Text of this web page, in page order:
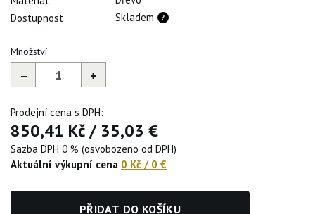
Dostupnost
Skladem
Množství
– +
Prodejní cena s DPH:
850,41 Kč/ 35,03 €
Sazba DPH 0 % (osvobozeno od DPH)
Aktuální výkupní cena 0 Kč / 0 €
PŘIDAT DO KOŠÍKU